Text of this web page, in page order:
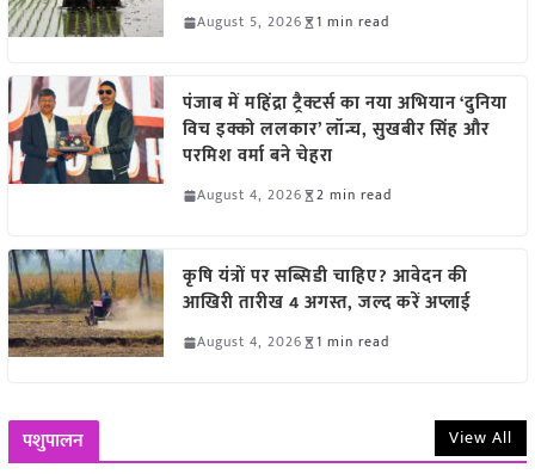
August 5, 2026 1 min read
पंजाब में महिंद्रा ट्रैक्टर्स का नया अभियान ‘दुनिया
विच इक्को ललकार’ लॉन्च, सुखबीर सिंह और
परमिश वर्मा बने चेहरा
August 4, 2026 2 min read
कृषि यंत्रों पर सब्सिडी चाहिए? आवेदन की
आखिरी तारीख 4 अगस्त, जल्द करें अप्लाई
August 4, 2026 1 min read
पशुपालन View All